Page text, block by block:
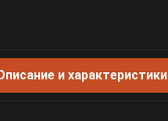
и характеристики